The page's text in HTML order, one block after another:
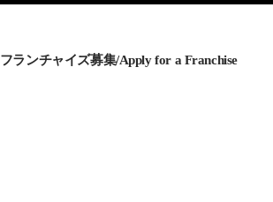
フランチャイズ募集/Apply for a Franchise